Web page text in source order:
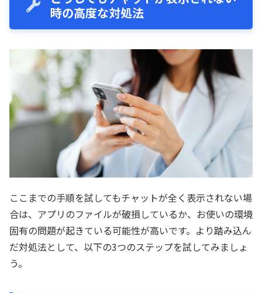
時の高度な対処法
ここまでの手順を試してもチャットが全く表示されない場
合は、アプリのファイルが破損しているか、お使いの環境
固有の問題が起きている可能性が高いです。より踏み込ん
だ対処法として、以下の3つのステップを試してみましょ
う。